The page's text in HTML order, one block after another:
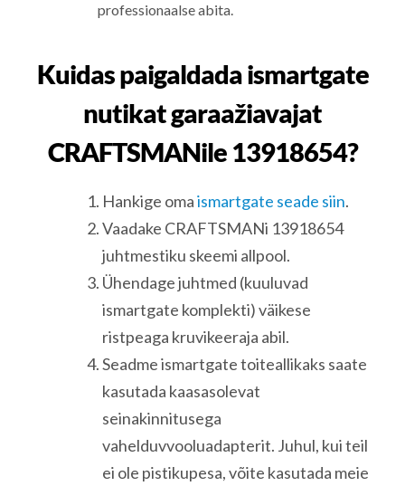
professionaalse abita.
Kuidas paigaldada ismartgate
nutikat garaažiavajat
CRAFTSMANile 13918654?
Hankige omaismartgate seade siin.
Vaadake CRAFTSMANi 13918654
juhtmestiku skeemi allpool.
Ühendage juhtmed (kuuluvad
ismartgate komplekti) väikese
ristpeaga kruvikeeraja abil.
Seadme ismartgate toiteallikaks saate
kasutada kaasasolevat
seinakinnitusega
vahelduvvooluadapterit. Juhul, kui teil
ei ole pistikupesa, võite kasutada meie